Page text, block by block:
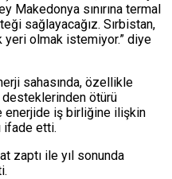
Makedonya sınırına termal
sağlayacağız. Sırbistan,
olmak istemiyor.” diye
sahasında, özellikle
desteklerinden ötürü
enerjide iş birliğine ilişkin
ifade etti.
zaptı ile yıl sonunda